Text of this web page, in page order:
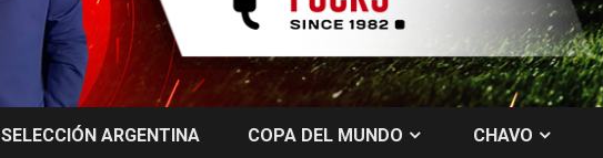
SELECCIÓN ARGENTINA COPA DEL MUNDO CHAVO